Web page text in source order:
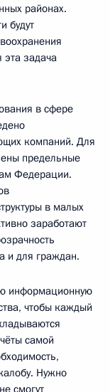
районах.
будут
задача
в сфере
компаний. Для
предельные
Федерации.
в малых
заработают
и для граждан.
информационную
чтобы каждый
самой
Нужно
смогут